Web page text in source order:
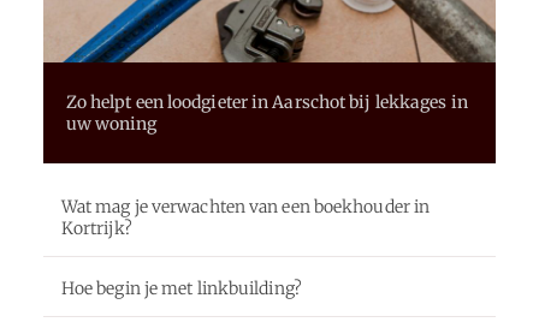
Zo helpt een loodgieter in Aarschot bij lekkages in
uw woning
Wat mag je verwachten van een boekhouder in
Kortrijk?
Hoe begin je met linkbuilding?